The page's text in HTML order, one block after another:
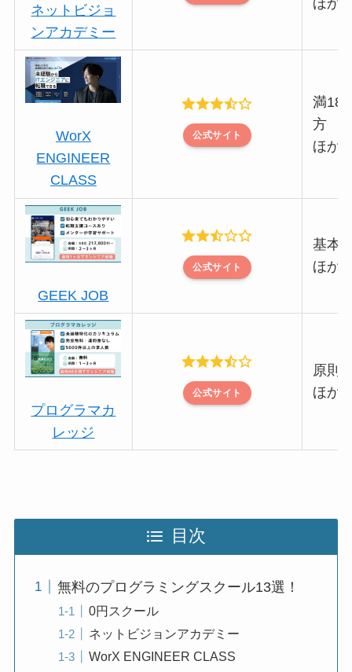
ネットビジョ
ンアカデミー
WorX
ENGINEER
CLASS
公式サイト
満18
方
ほか
GEEK JOB
公式サイト
基本
ほか
プログラマカ
レッジ
公式サイト
原則
ほか
目次
無料のプログラミングスクール13選！
0円スクール
ネットビジョンアカデミー
WorX ENGINEER CLASS